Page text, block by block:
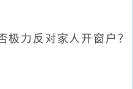
力反对家人开窗户？